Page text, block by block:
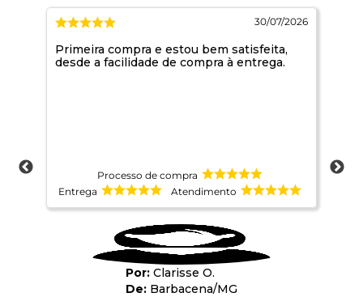
30/07/2026
Primeira compra e estou bem satisfeita,
desde a facilidade de compra à entrega.
Processo de compra
Entrega
Atendimento
Clarisse O.
Barbacena/MG